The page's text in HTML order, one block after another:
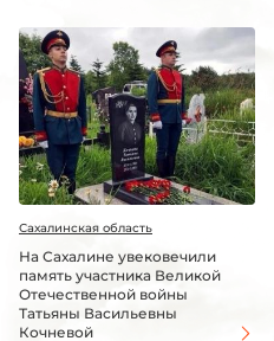
Сахалинская область
На Сахалине увековечили
память участника Великой
Отечественной войны
Татьяны Васильевны
Кочневой